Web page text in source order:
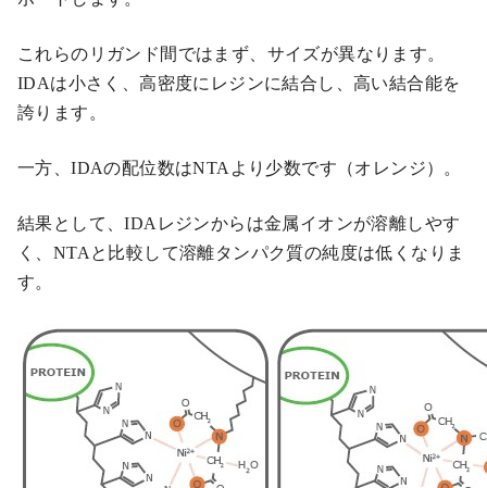
これらのリガンド間ではまず、サイズが異なります。
IDAは小さく、高密度にレジンに結合し、高い結合能を
誇ります。
一方、IDAの配位数はNTAより少数です（オレンジ）。
結果として、IDAレジンからは金属イオンが溶離しやす
く、NTAと比較して溶離タンパク質の純度は低くなりま
す。